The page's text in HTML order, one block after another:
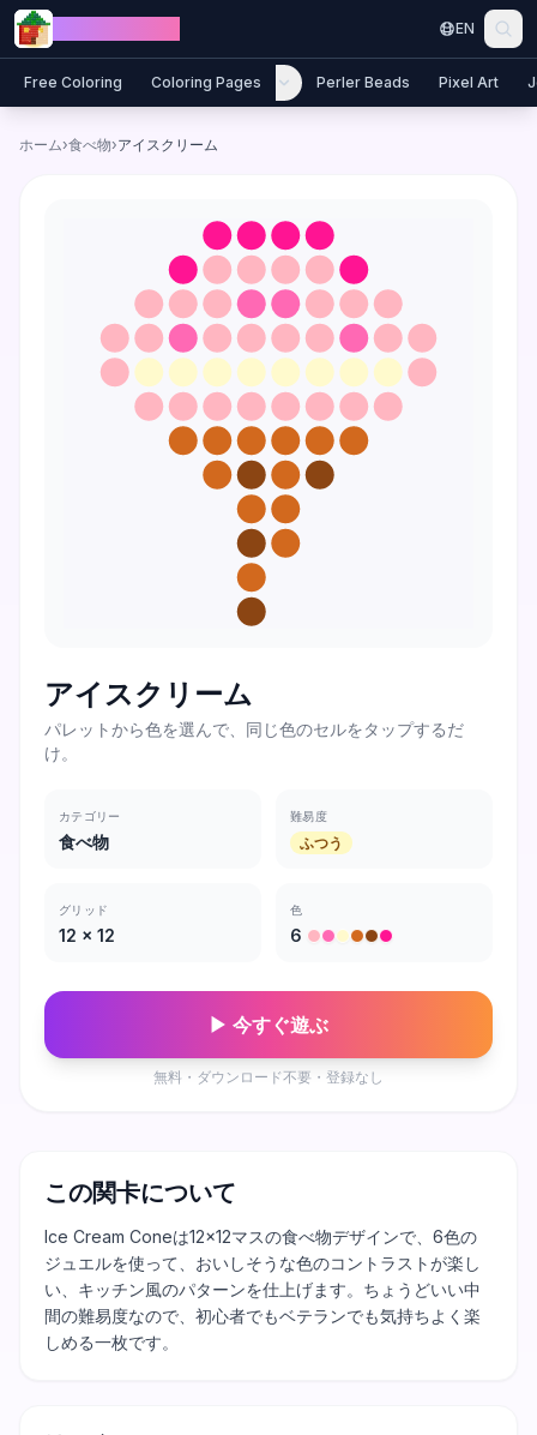
Skip to content
EN
Free Coloring Coloring Pages Perler Beads Pixel Art
ホーム›食べ物›アイスクリーム
アイスクリーム
パレットから色を選んで、同じ色のセルをタップするだ
け。
カテゴリー
食べ物
難易度
ふつう
グリッド
12 × 12
色
6
▶ 今すぐ遊ぶ
無料・ダウンロード不要・登録なし
この関卡について
Ice Cream Coneは12×12マスの食べ物デザインで、6色の
ジュエルを使って、おいしそうな色のコントラストが楽し
い、キッチン風のパターンを仕上げます。ちょうどいい中
間の難易度なので、初心者でもベテランでも気持ちよく楽
しめる一枚です。